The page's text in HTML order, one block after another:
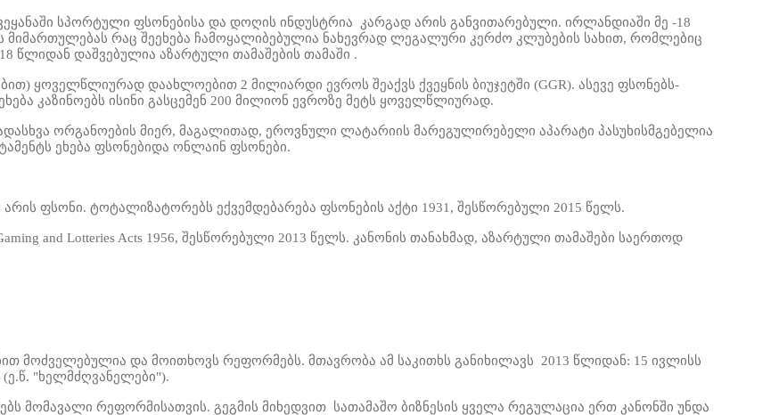
სპორტული ფსონებისა და დოღის ინდუსტრია კარგად არის განვითარებული. ირლანდიაში მე -18
რაც შეეხება ჩამოყალიბებულია ნახევრად ლეგალური კერძო კლუბების სახით, რომლებიც
წლიდან დაშვებულია აზარტული თამაშების თამაში .
ყოველწლიურად დაახლოებით 2 მილიარდი ევროს შეაქვს ქვეყნის ბიუჯეტში (GGR). ასევე ფსონებს-
კაზინოებს ისინი გასცემენ 200 მილიონ ევროზე მეტს ყოველწლიურად.
ორგანოების მიერ, მაგალითად, ეროვნული ლატარიის მარეგულირებელი აპარატი პასუხისმგებელია
ეხება ფსონებიდა ონლაინ ფსონები.
ფსონი. ტოტალიზატორებს ექვემდებარება ფსონების აქტი 1931, შესწორებული 2015 წელს.
and Lotteries Acts 1956, შესწორებული 2013 წელს. კანონის თანახმად, აზარტული თამაშები საერთოდ
მოძველებულია და მოითხოვს რეფორმებს. მთავრობა ამ საკითხს განიხილავს
2013 წლიდან: 15 ივლისს
"ხელმძღვანელები").
მომავალი რეფორმისათვის. გეგმის მიხედვით სათამაშო ბიზნესის ყველა რეგულაცია ერთ კანონში უნდა